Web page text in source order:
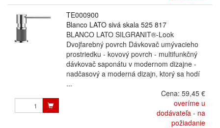
TE000900
Blanco LATO sivá skala 525 817
BLANCO LATO SILGRANIT®-Look
Dvojfarebný povrch Dávkovač umývacieho
prostriedku - kovový povrch - multifunkčný
dávkovač saponátu v modernom dizajne -
nadčasový a moderná dizajn, ktorý sa hodí
...
Cena: 59,45 €
overíme u
dodávateľa - na
požiadanie